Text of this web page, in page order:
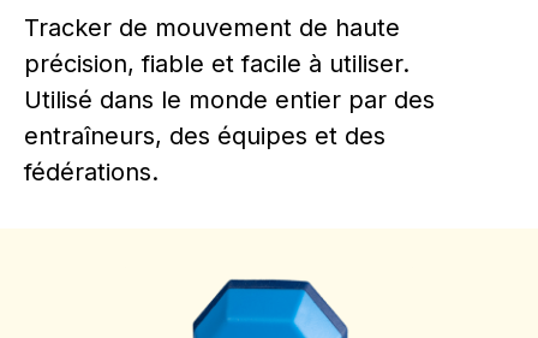
Tracker de mouvement de haute
précision, fiable et facile à utiliser.
Utilisé dans le monde entier par des
entraîneurs, des équipes et des
fédérations.